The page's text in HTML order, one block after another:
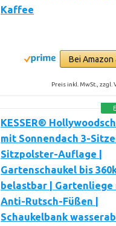
Kaffee
Bei Amazon
Preis inkl. MwSt., zzgl.
KESSER®
mit Sonnendach 3-
Sitzpolster-Auflage |
Gartenschaukel bis
belastbar | Gartenliege
Anti-Rutsch-Füßen |
Schaukelbank